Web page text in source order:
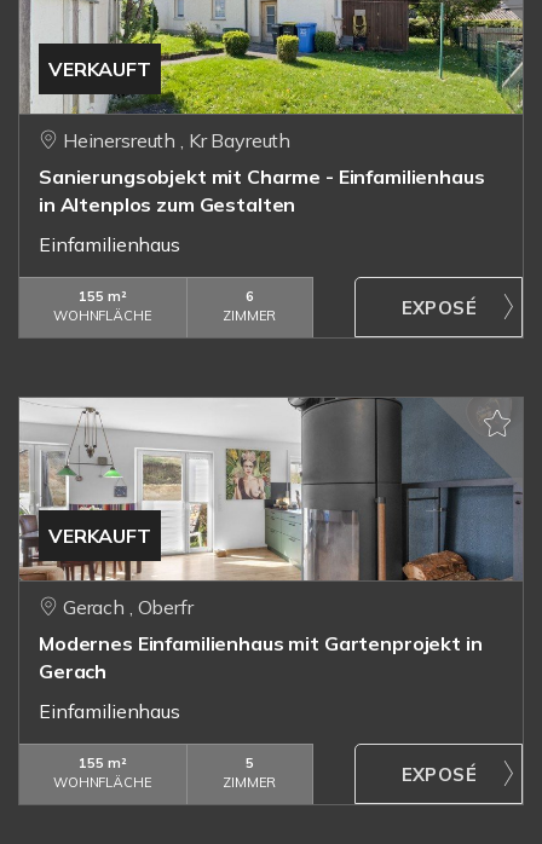
VERKAUFT
Heinersreuth , Kr Bayreuth
Sanierungsobjekt mit Charme - Einfamilienhaus
in Altenplos zum Gestalten
Einfamilienhaus
155 m²
WOHNFLÄCHE
6
ZIMMER
VERKAUFT
Gerach , Oberfr
Modernes Einfamilienhaus mit Gartenprojekt in
Gerach
Einfamilienhaus
155 m²
WOHNFLÄCHE
5
ZIMMER